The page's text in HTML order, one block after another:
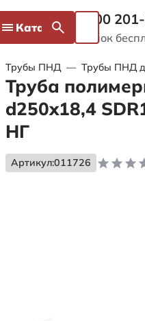
Каталог 8 800
Звонок
Трубы ПНД — Трубы ПНД
Труба
d250x18,4
НГ
Артикул:011726